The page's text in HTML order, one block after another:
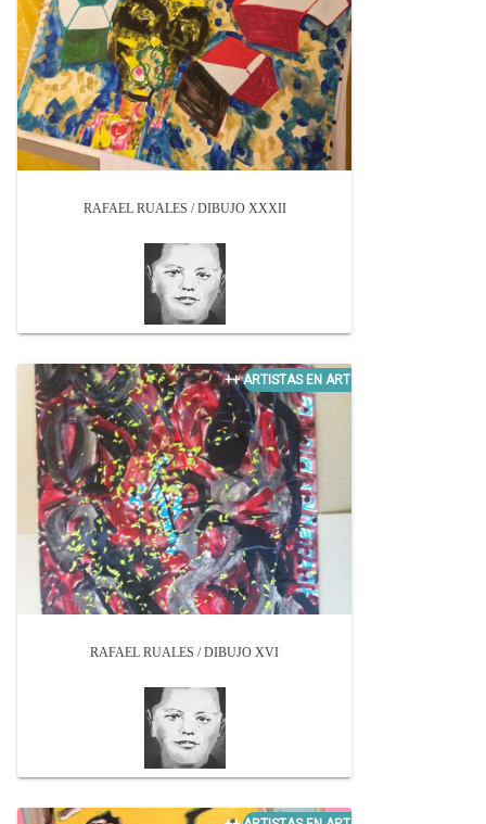
RAFAEL RUALES / DIBUJO XXXII
RAFAEL RUALES / DIBUJO XVI